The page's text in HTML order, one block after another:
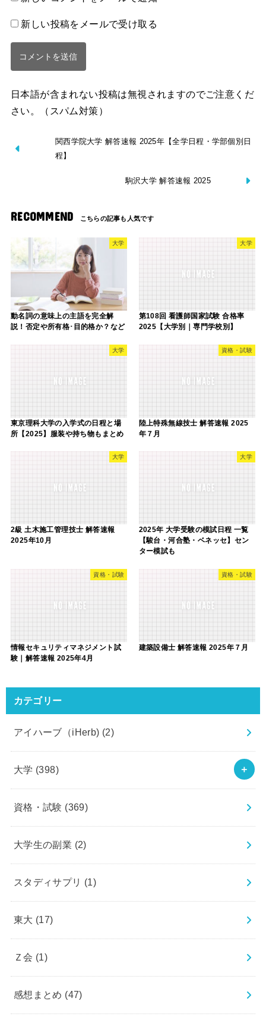
新しい投稿をメールで受け取る
日本語が含まれない投稿は無視されますのでご注意くだ
さい。（スパム対策）
関西学院大学 解答速報 2025年【全学日程・学部個別日
程】
駒沢大学 解答速報 2025
RECOMMEND
大学
動名詞の意味上の主語を完全解
説！否定や所有格･目的格か？など
大学
第108回 看護師国家試験 合格率
2025【大学別｜専門学校別】
大学
東京理科大学の入学式の日程と場
所【2025】服装や持ち物もまとめ
資格・試験
陸上特殊無線技士 解答速報 2025
年７月
大学
2級 土木施工管理技士 解答速報
2025年10月
大学
2025年 大学受験の模試日程 一覧
【駿台・河合塾・ベネッセ】セン
ター模試も
資格・試験
情報セキュリティマネジメント試
験｜解答速報 2025年4月
資格・試験
建築設備士 解答速報 2025年７月
カテゴリー
アイハーブ（iHerb) (2)
大学 (398)
資格・試験 (369)
大学生の副業 (2)
スタディサプリ (1)
東大 (17)
Ｚ会 (1)
感想まとめ (47)